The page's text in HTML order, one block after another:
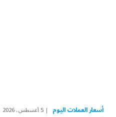
أسعار العملات اليوم 5 أغسطس، 2026